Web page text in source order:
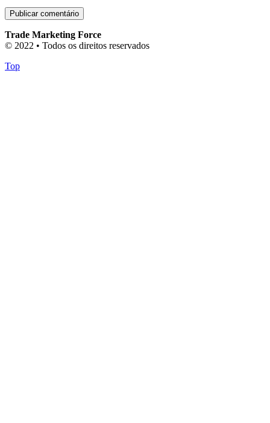
Trade Marketing Force
© 2022 • Todos os direitos reservados
Top